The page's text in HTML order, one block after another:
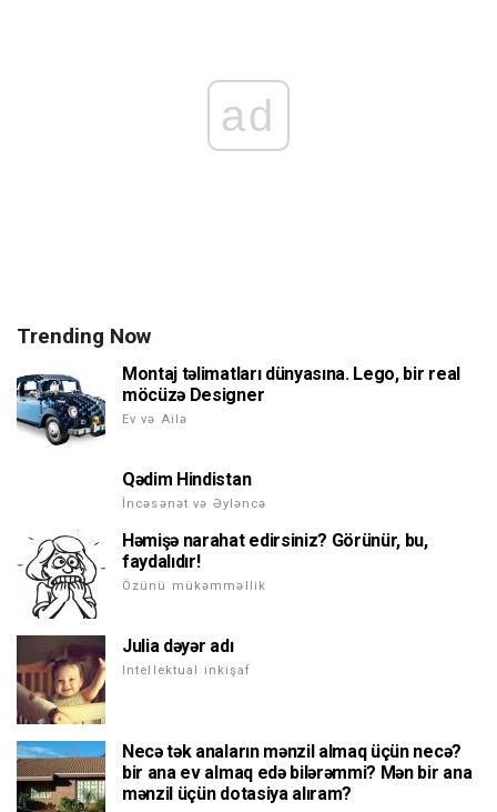
ad
Trending Now
Montaj təlimatları dünyasına. Lego, bir real
möcüzə Designer
Ev və Ailə
Qədim Hindistan
İncəsənət və Əyləncə
Həmişə narahat edirsiniz? Görünür, bu,
faydalıdır!
Özünü mükəmməllik
Julia dəyər adı
Intellektual inkişaf
Necə tək anaların mənzil almaq üçün necə?
bir ana ev almaq edə bilərəmmi? Mən bir ana
mənzil üçün dotasiya alıram?